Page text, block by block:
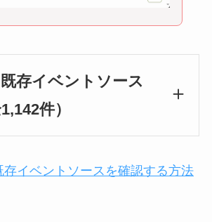
存イベントソース
件）
存イベントソースを確認する方法